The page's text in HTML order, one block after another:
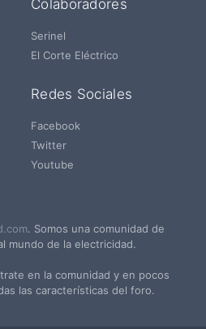
Colaboradores
Serinel
El Corte Eléctrico
Redes Sociales
Facebook
Twitter
Youtube
. Somos una comunidad de
mundo de la electricidad.
en la comunidad y en pocos
las características del foro.